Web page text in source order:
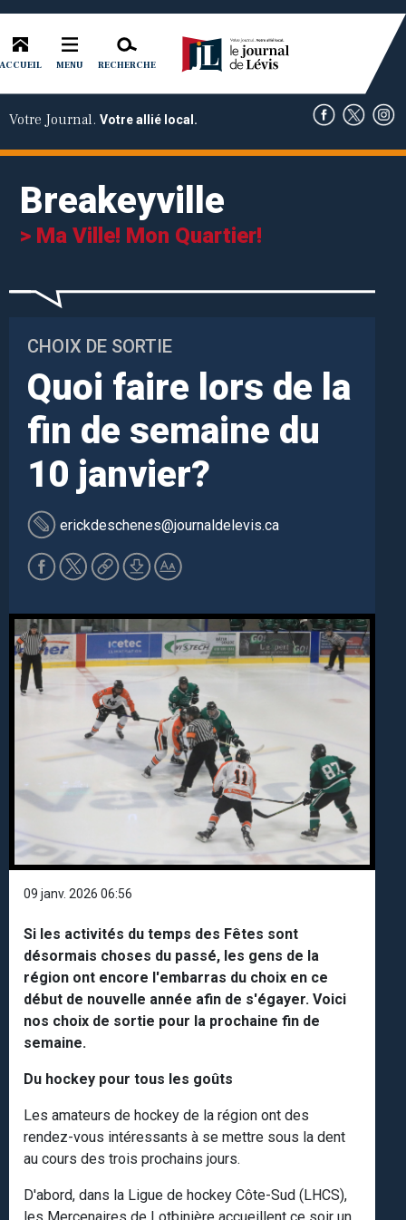
ACCUEIL MENU RECHERCHE
Votre Journal. Votre allié local.
Breakeyville
> Ma Ville! Mon Quartier!
CHOIX DE SORTIE
Quoi faire lors de la
fin de semaine du
10 janvier?
erickdeschenes@journaldelevis.ca
09 janv. 2026 06:56
Si les activités du temps des Fêtes sont
désormais choses du passé, les gens de la
région ont encore l'embarras du choix en ce
début de nouvelle année afin de s'égayer. Voici
nos choix de sortie pour la prochaine fin de
semaine.
Du hockey pour tous les goûts
Les amateurs de hockey de la région ont des
rendez-vous intéressants à se mettre sous la dent
au cours des trois prochains jours.
D'abord, dans la Ligue de hockey Côte-Sud (LHCS),